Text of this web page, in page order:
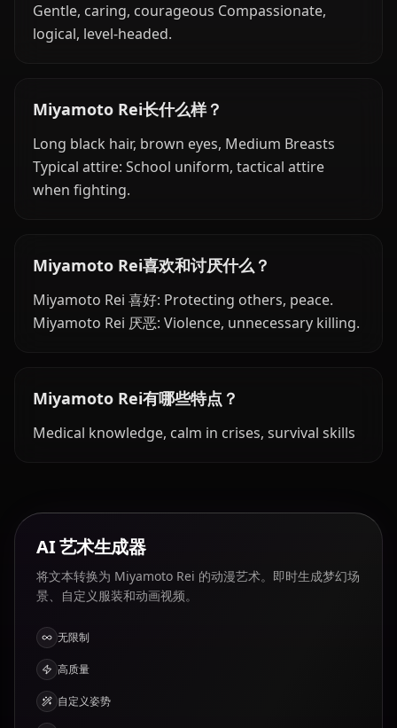
Gentle, caring, courageous Compassionate,
logical, level-headed.
Miyamoto Rei长什么样？
Long black hair, brown eyes, Medium Breasts
Typical attire: School uniform, tactical attire
when fighting.
Miyamoto Rei喜欢和讨厌什么？
Miyamoto Rei 喜好: Protecting others, peace.
Miyamoto Rei 厌恶: Violence, unnecessary killing.
Miyamoto Rei有哪些特点？
Medical knowledge, calm in crises, survival skills
AI 艺术生成器
将文本转换为 Miyamoto Rei 的动漫艺术。即时生成梦幻场
景、自定义服装和动画视频。
无限制
高质量
自定义姿势